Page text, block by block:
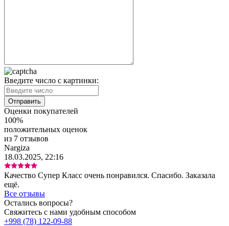
Введите число с картинки:
Оценки покупателей
100%
положительных оценок
из 7 отзывов
Nargiza
18.03.2025, 22:16
Качество Супер Класс очень понравился. Спасибо. Заказала
ещё.
Все отзывы
Остались вопросы?
Свяжитесь с нами удобным способом
+998 (78) 122-09-88